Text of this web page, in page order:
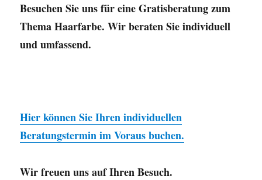
Besuchen Sie uns für eine Gratisberatung zum
Thema Haarfarbe. Wir beraten Sie individuell
und umfassend.
Hier können Sie Ihren individuellen
Beratungstermin im Voraus buchen.
Wir freuen uns auf Ihren Besuch.